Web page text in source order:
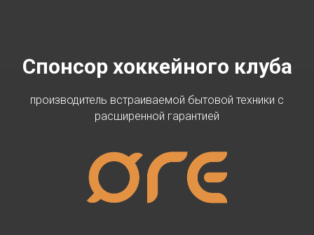
Спонсор хоккейного клуба
производитель встраиваемой бытовой техники с
расширенной гарантией